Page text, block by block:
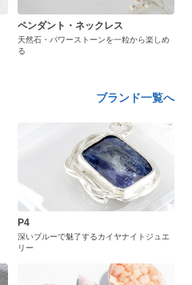
ペンダント・ネックレス
天然石・パワーストーンを一粒から楽しめ
る
ブランド一覧へ
P4
深いブルーで魅了するカイヤナイトジュエ
リー